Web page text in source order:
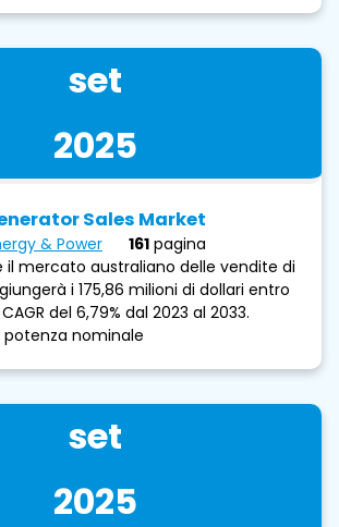
set
2025
Sales Market
& Power 161 pagina
il mercato australiano delle vendite di
i 175,86 milioni di dollari entro
del 6,79% dal 2023 al 2033.
nominale
set
2025